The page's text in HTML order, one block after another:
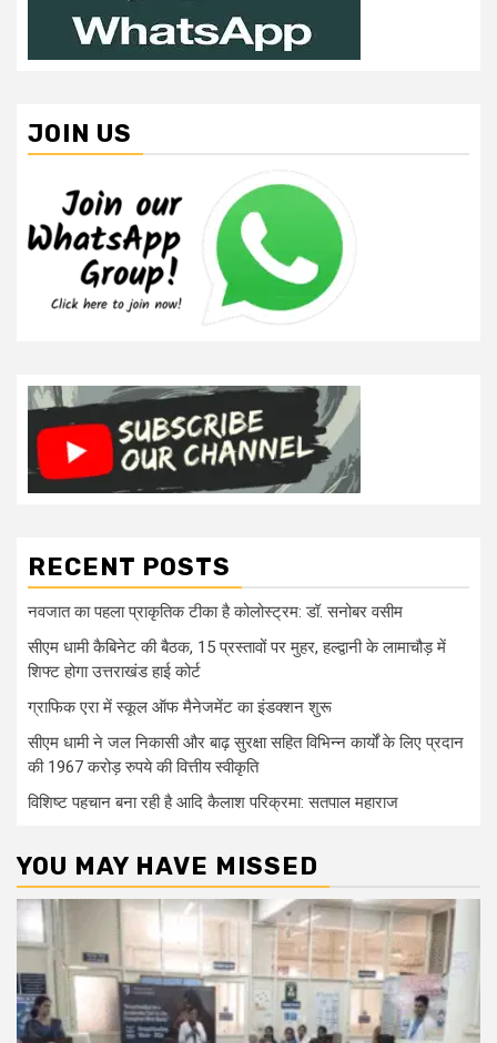
JOIN US
RECENT POSTS
नवजात का पहला प्राकृतिक टीका है कोलोस्ट्रम: डॉ. सनोबर वसीम
सीएम धामी कैबिनेट की बैठक, 15 प्रस्तावों पर मुहर, हल्द्वानी के लामाचौड़ में
शिफ्ट होगा उत्तराखंड हाई कोर्ट
ग्राफिक एरा में स्कूल ऑफ मैनेजमेंट का इंडक्शन शुरू
सीएम धामी ने जल निकासी और बाढ़ सुरक्षा सहित विभिन्न कार्यों के लिए प्रदान
की 1967 करोड़ रुपये की वित्तीय स्वीकृति
विशिष्ट पहचान बना रही है आदि कैलाश परिक्रमा: सतपाल महाराज
YOU MAY HAVE MISSED